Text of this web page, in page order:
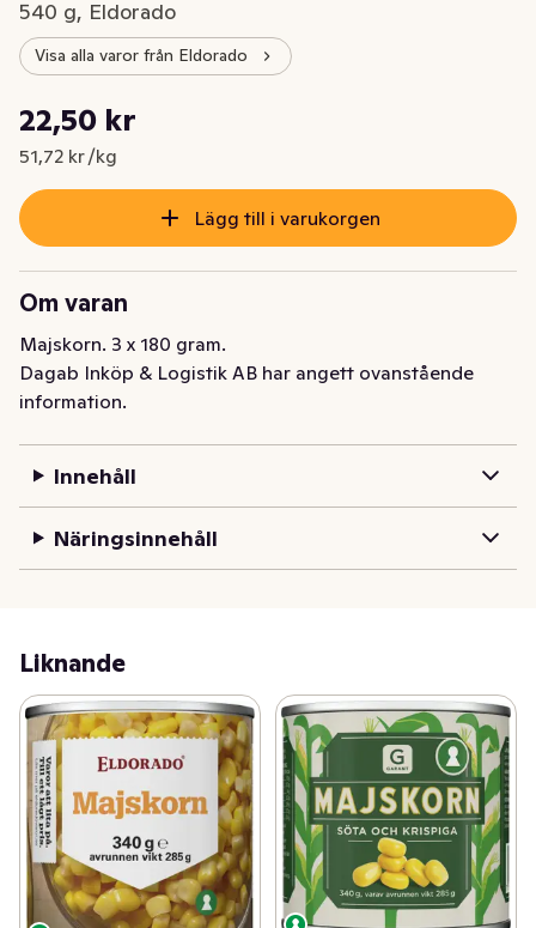
540 g, Eldorado
Visa alla varor från Eldorado
Nuvarande pris är: 22,50 kr
22,50 kr
51,72 kr /kg
Styckpris: 51,72 kr /kg
Lägg till i varukorgen
Om varan
Majskorn. 3 x 180 gram.
Dagab Inköp & Logistik AB har angett ovanstående
information.
Innehåll
Näringsinnehåll
Liknande